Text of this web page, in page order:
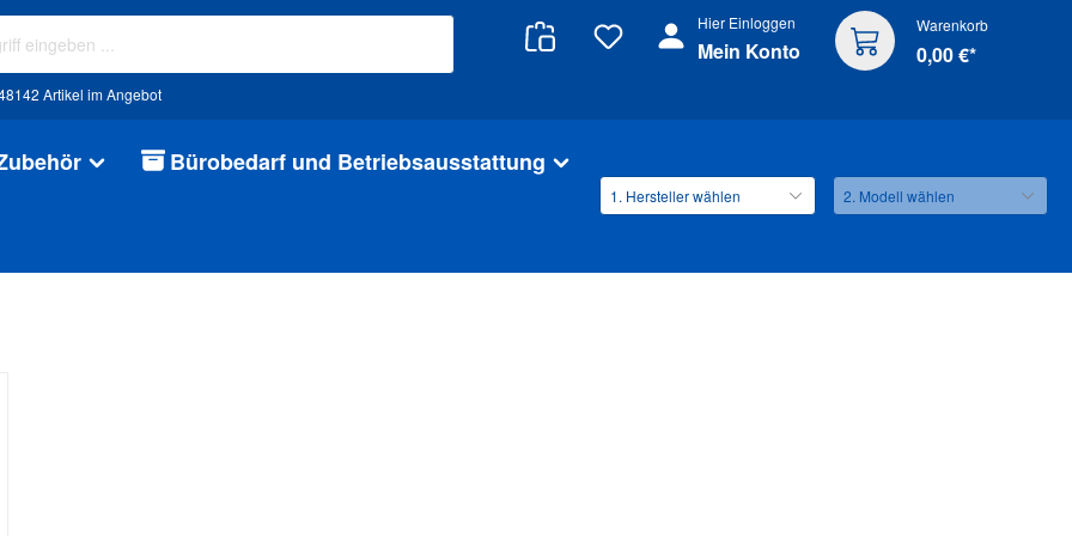
Artikel im Angebot
Hier Einloggen
Mein Konto
Warenkorb
0,00 €*
Bürobedarf und Betriebsausstattung